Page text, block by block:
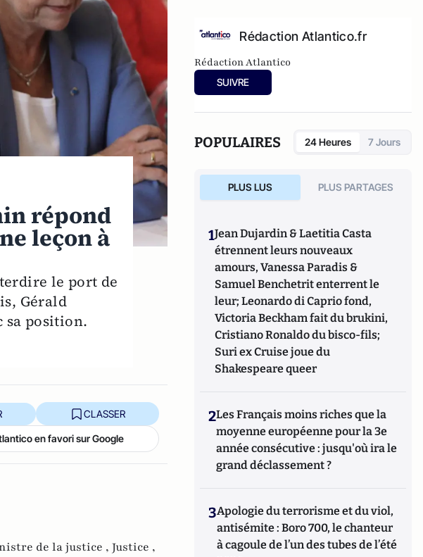
répond
leçon à
le port de
Gérald
sa position.
CLASSER
en favori sur Google
de la justice , Justice ,
Rédaction Atlantico.fr
Rédaction Atlantico
SUIVRE
POPULAIRES 24 Heures 7 Jours
PLUS LUS PLUS PARTAGES
1Jean Dujardin & Laetitia Casta
étrennent leurs nouveaux
amours, Vanessa Paradis &
Samuel Benchetrit enterrent le
leur; Leonardo di Caprio fond,
Victoria Beckham fait du brukini,
Cristiano Ronaldo du bisco-fils;
Suri ex Cruise joue du
Shakespeare queer
2Les Français moins riches que la
moyenne européenne pour la 3e
année consécutive : jusqu'où ira le
grand déclassement ?
3Apologie du terrorisme et du viol,
antisémite : Boro 700, le chanteur
à cagoule de l’un des tubes de l’été